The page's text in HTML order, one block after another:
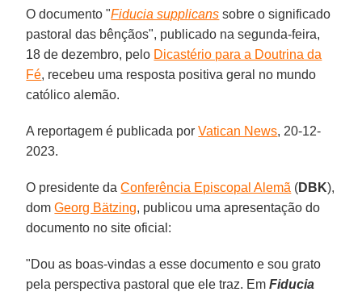
O documento "Fiducia supplicans sobre o significado
pastoral das bênçãos", publicado na segunda-feira,
18 de dezembro, pelo Dicastério para a Doutrina da
Fé, recebeu uma resposta positiva geral no mundo
católico alemão.
A reportagem é publicada porVatican News, 20-12-
2023.
O presidente daConferência Episcopal Alemã (DBK),
dom Georg Bätzing, publicou uma apresentação do
documento no site oficial:
"Dou as boas-vindas a esse documento e sou grato
pela perspectiva pastoral que ele traz. EmFiducia